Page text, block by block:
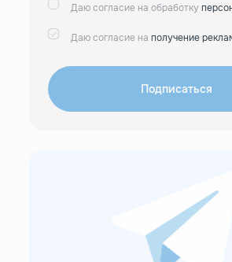
Даю согласие на обработку
Даю согласие на получение
Подписаться